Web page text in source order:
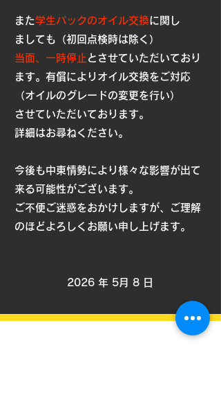
また学生パックのオイル交換に関し
ましても（初回点検時は除く）
当面、一時停止 と させていただいており
ます。有償によりオイル交換をご対応
（オイルのグレードの変更を行い）
させていただいて おります。
詳細はお尋ねください。
今後も中東情勢により様々な影響が出て
来る可能性がございます。
ご不便ご迷惑をおかけしますが、ご理解
のほどよろしくお願い申し上げます。
​2026 年 5月 8 日